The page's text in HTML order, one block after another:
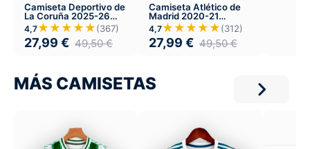
Camiseta Deportivo de
La Coruña 2025-26
Local
4,7★★★★★(367)
27,99 € 49,50€
Camiseta Atlético de
Madrid 2020-21
Versión Infantil Local
4,7★★★★★(312)
27,99 € 49,50€
MÁS CAMISETAS